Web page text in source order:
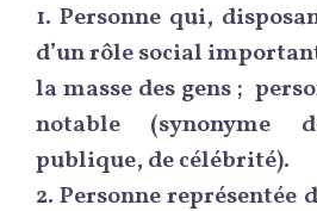
1. Personne qui,
d’un rôle social
la masse des gens ;
notable (synonyme
publique, de célébrité).
2.Personne représentée